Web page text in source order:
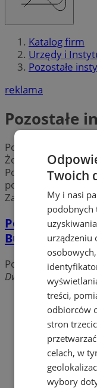
Katalog firm
Urzędy i
Pozostałe
reklama
Pozostałe
Potrzebujesz
Żorach? Sprawdź
Poznaj adresy i
pobliżu Żor takich
Zarządzania
Powiatowy
Budowlanego
Pozostałe instytucje
Dworcowa, 44-240
Twoich
My i nasi
podobnych
urządzeniu
treści,
odbiorców
stron
celach, w
wybory